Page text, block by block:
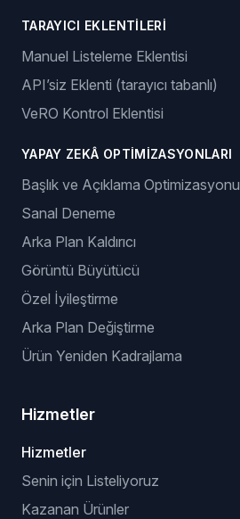
TARAYICI EKLENTILERI
Manuel Listeleme Eklentisi
API’siz Eklenti (tarayıcı tabanlı)
VeRO Kontrol Eklentisi
YAPAY ZEKÂ OPTIMIZASYONLARI
Başlık ve Açıklama Optimizasyonu
Sanal Deneme
Arka Plan Kaldırıcı
Görüntü Büyütücü
Özel İyileştirme
Arka Plan Değiştirme
Ürün Yeniden Kadrajlama
Hizmetler
Hizmetler
Senin için Listeliyoruz
Kazanan Ürünler